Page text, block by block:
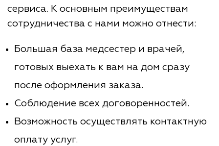
сервиса. К основным преимуществам
сотрудничества с нами можно отнести:
Большая база медсестер и врачей,
готовых выехать к вам на дом сразу
после оформления заказа.
Соблюдение всех договоренностей.
Возможность осуществлять контактную
оплату услуг.